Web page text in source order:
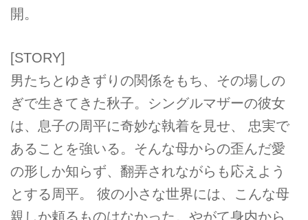
開。
[STORY]
男たちとゆきずりの関係をもち、その場しの
ぎで生きてきた秋子。シングルマザーの彼女
は、息子の周平に奇妙な執着を見せ、 忠実で
あることを強いる。そんな母からの歪んだ愛
の形しか知らず、翻弄されながらも応えよう
とする周平。 彼の小さな世界には、こんな母
親しか頼るものはなかった。やがて身内から